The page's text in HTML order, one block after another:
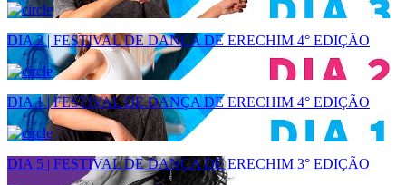
DIA 2 | FESTIVAL DE DANÇA DE ERECHIM 4° EDIÇÃO
DIA 1 | FESTIVAL DE DANÇA DE ERECHIM 4° EDIÇÃO
DIA 5 | FESTIVAL DE DANÇA DE ERECHIM 3° EDIÇÃO